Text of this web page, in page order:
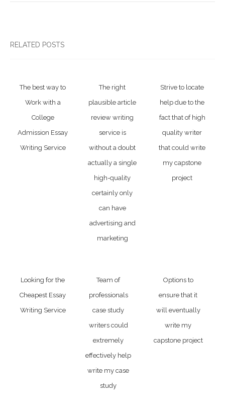
RELATED POSTS
The best way to
Work with a
College
Admission Essay
Writing Service
The right
plausible article
review writing
service is
without a doubt
actually a single
high-quality
certainly only
can have
advertising and
marketing
Strive to locate
help due to the
fact that of high
quality writer
that could write
my capstone
project
Looking for the
Cheapest Essay
Writing Service
Team of
professionals
case study
writers could
extremely
effectively help
write my case
study
Options to
ensure that it
will eventually
write my
capstone project